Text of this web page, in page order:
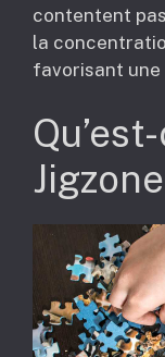
contentent
la
favorisant une